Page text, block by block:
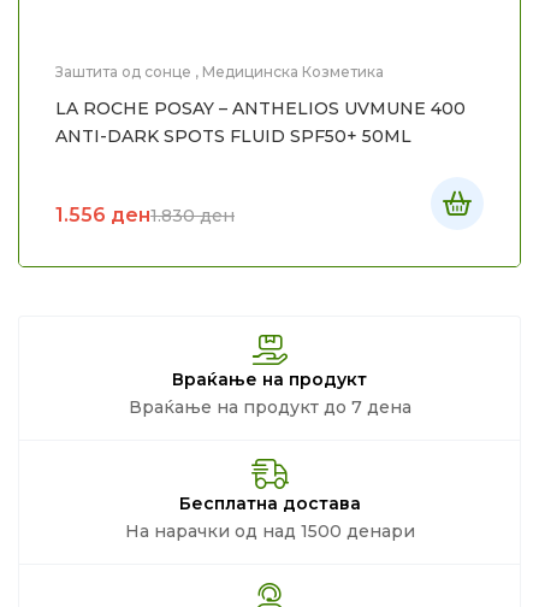
Заштита од сонце , Медицинска Козметика
LA ROCHE POSAY – ANTHELIOS UVMUNE 400
ANTI-DARK SPOTS FLUID SPF50+ 50ML
1.830ден
1.556 ден
Враќање на продукт
Враќање на продукт до 7 дена
Бесплатна достава
На нарачки од над 1500 денари